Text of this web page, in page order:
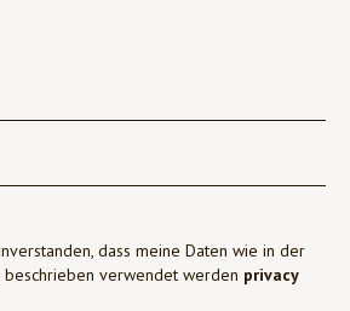
dass meine Daten wie in der
beschrieben verwendet werden privacy